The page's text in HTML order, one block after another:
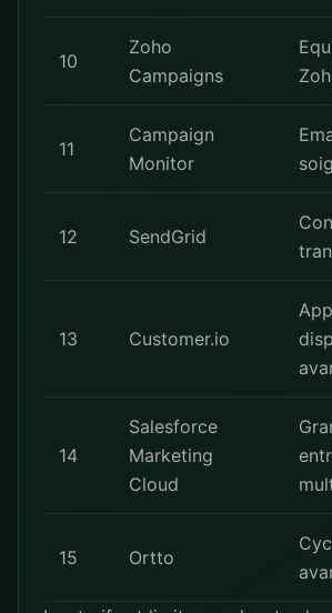
10
Zoho
Campaigns
11
Campaign
Monitor
12 SendGrid
13 Customer.io
14
Salesforce
Marketing
Cloud
15 Ortto